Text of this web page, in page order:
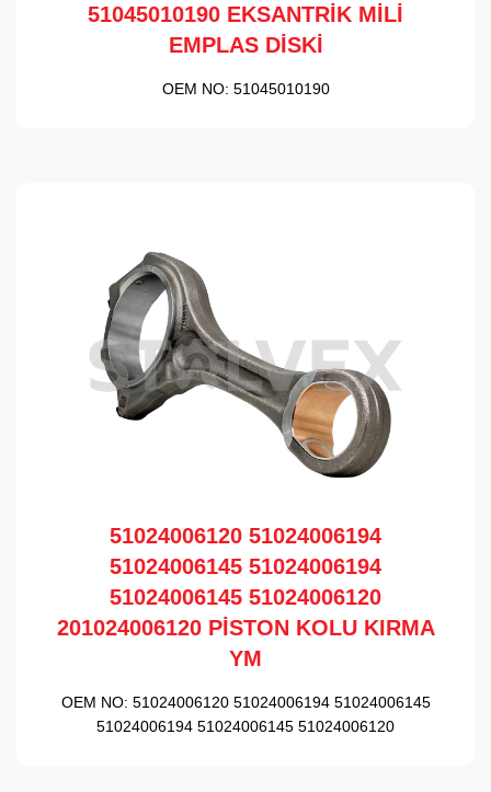
51045010190 EKSANTRİK MİLİ
EMPLAS DİSKİ
OEM NO: 51045010190
51024006120 51024006194
51024006145 51024006194
51024006145 51024006120
201024006120 PİSTON KOLU KIRMA
YM
OEM NO: 51024006120 51024006194 51024006145
51024006194 51024006145 51024006120